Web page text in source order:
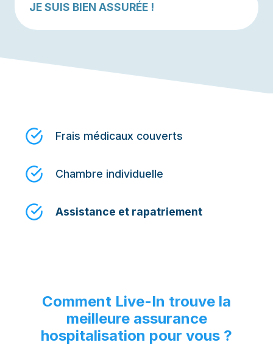
JE SUIS BIEN ASSURÉE !
Frais médicaux couverts
Chambre individuelle
Assistance et rapatriement
Comment Live-In trouve la
meilleure assurance
hospitalisation pour vous ?